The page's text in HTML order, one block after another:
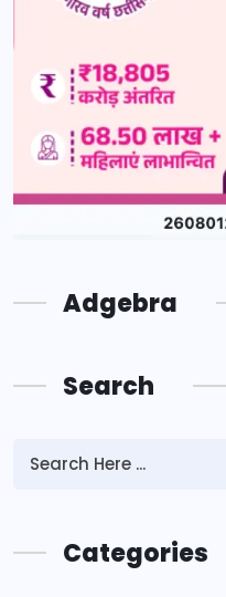
Adgebra
Search
Categories